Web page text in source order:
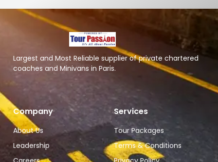
Largest and Most Reliable supplier of private chartered
coaches and Minivans in Paris.
Company
About Us
Leadership
Services
Tour Packages
Terms & Conditions